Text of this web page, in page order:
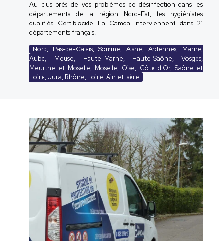
Au plus près de vos problèmes de désinfection dans les
départements de la région Nord-Est, les hygiénistes
qualifiés Certibiocide La Camda interviennent dans 21
départements français.
Nord, Pas-de-Calais, Somme, Aisne, Ardennes, Marne,
Aube, Meuse, Haute-Marne, Haute-Saône, Vosges,
Meurthe et Moselle, Moselle, Oise, Côte d'Or, Saône et
Loire, Jura, Rhône, Loire, Ain et Isère